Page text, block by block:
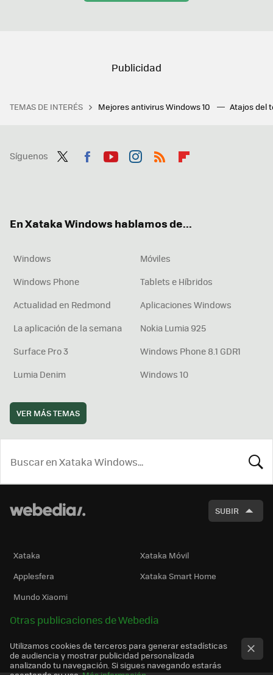
TEMAS DE INTERÉS Mejores antivirus Windows 10 Atajos del
Síguenos
En Xataka Windows hablamos de...
Windows
Móviles
Windows Phone
Tablets e Híbridos
Actualidad en Redmond
Aplicaciones Windows
La aplicación de la semana
Nokia Lumia 925
Surface Pro 3
Windows Phone 8.1 GDR1
Lumia Denim
Windows 10
VER MÁS TEMAS
SUBIR
Xataka
Xataka Móvil
Applesfera
Xataka Smart Home
Mundo Xiaomi
Otras publicaciones de Webedia
Utilizamos cookies de terceros para generar estadísticas
de audiencia y mostrar publicidad personalizada
analizando tu navegación. Si sigues navegando estarás